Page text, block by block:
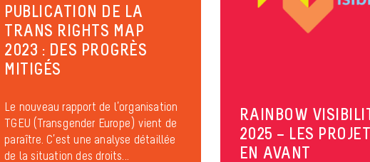
PUBLICATION DE LA
TRANS RIGHTS MAP
2023 : DES PROGRÈS
MITIGÉS
Le nouveau rapport de l’organisation
TGEU (Transgender Europe) vient de
paraître. C’est une analyse détaillée
de la situation des droits...
RAINBOW
2025 – LES
EN AVANT